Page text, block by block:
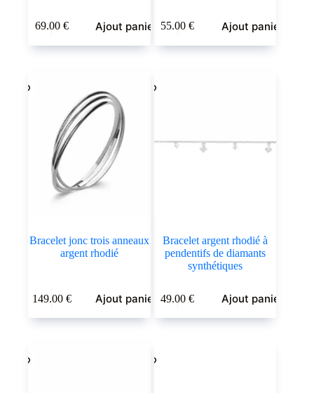
69.00 € Ajout panier 55.00€ Ajout panier
Bracelet jonc trois anneaux
argent rhodié
149.00 € Ajout panier
Bracelet argent rhodié à
pendentifs de diamants
synthétiques
49.00€ Ajout panier